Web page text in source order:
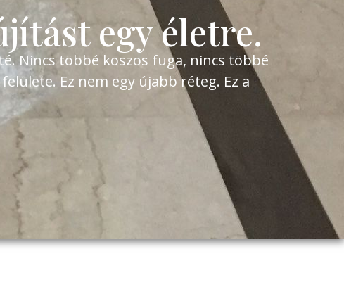
egy életre.
Nincs többé koszos fuga, nincs többé
Ez nem egy újabb réteg. Ez a